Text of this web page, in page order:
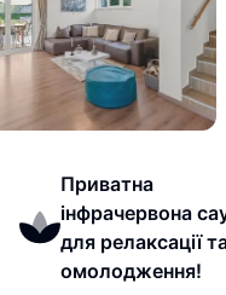
Приватна
інфрачервона
для релаксації
омолодження!